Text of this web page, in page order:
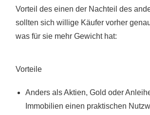
Vorteil des einen der Nachteil des
sollten sich willige Käufer vorher
was für sie mehr Gewicht hat:
Vorteile
Anders als Aktien, Gold oder
Immobilien einen praktischen